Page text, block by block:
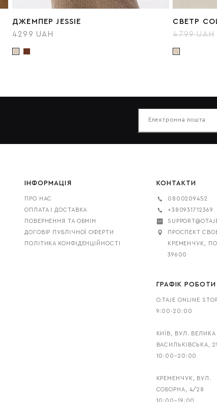
ДЖЕМПЕР JESSIE
4299 UAH
СВЕТР
4799 UAH
ІНФОРМАЦІЯ
ПРО НАС
ОПЛАТА І ДОСТАВКА
ПОВЕРНЕННЯ ТА ОБМІН
ДОГОВІР ПУБЛІЧНОЇ ОФЕРТИ
ПОЛІТИКА КОНФІДЕНЦІЙНОСТІ
КОНТАКТИ
0800209452
+380931712369
ПРОСПЕКТ
КРЕМЕНЧУК,
39600
ГРАФІК РОБОТИ
O.TAJE ONLINE
9:00-20:00
КИЇВ, ВУЛ. ВЕЛИКА
ВАСИЛЬКІВСЬКА,
10:00–20:00
КРЕМЕНЧУК, ВУЛ.
СОБОРНА, 4/28
10:00–19:00